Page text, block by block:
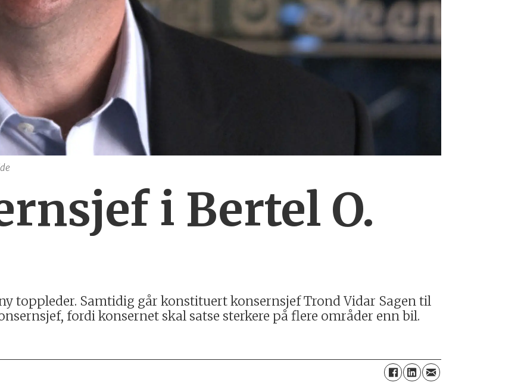
i Bertel O.
toppleder. Samtidig går konstituert konsernsjef Trond Vidar Sagen til
fordi konsernet skal satse sterkere på flere områder enn bil.